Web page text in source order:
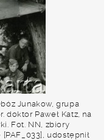
Junakow, grupa
doktor Paweł Katz, na
Fot. NN, zbiory
udostępnił